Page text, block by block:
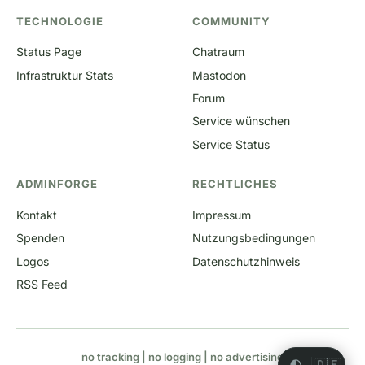
TECHNOLOGIE
Status Page
Infrastruktur Stats
COMMUNITY
Chatraum
Mastodon
Forum
Service wünschen
Service Status
ADMINFORGE
Kontakt
Spenden
Logos
RSS Feed
RECHTLICHES
Impressum
Nutzungsbedingungen
Datenschutzhinweis
no tracking | no logging | no advertising